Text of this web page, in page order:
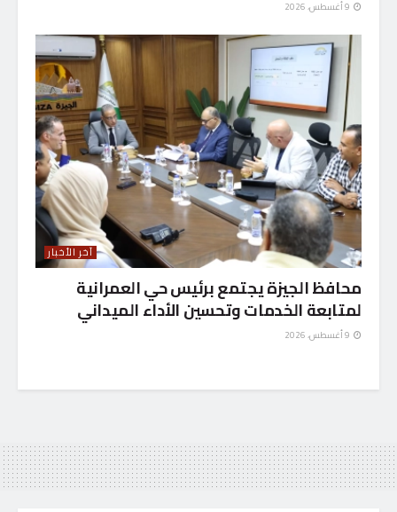
آخر الأخبار
محافظ الجيزة يجتمع برئيس حي العمرانية
لمتابعة الخدمات وتحسين الأداء الميداني